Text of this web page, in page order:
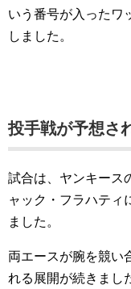
いう番号が入ったワ
しました。
投手戦が予想さ
試合は、ヤンキース
ャック・フラハティ
ました。
両エースが腕を競い
れる展開が続きまし